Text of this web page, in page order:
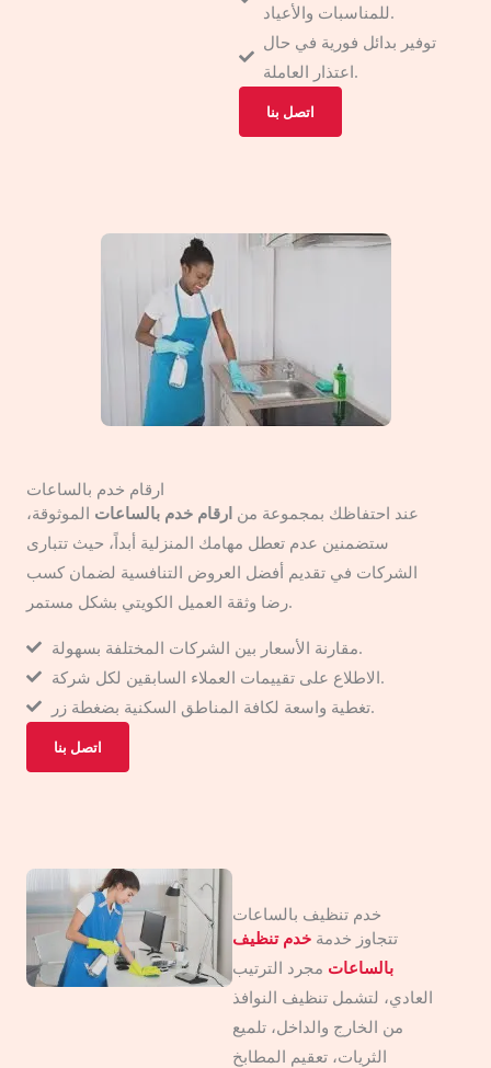
للمناسبات والأعياد.
توفير بدائل فورية في حال
اعتذار العاملة.
اتصل بنا
ارقام خدم بالساعات
عند احتفاظك بمجموعة من ارقام خدم بالساعات الموثوقة،
ستضمنين عدم تعطل مهامك المنزلية أبداً، حيث تتبارى
الشركات في تقديم أفضل العروض التنافسية لضمان كسب
رضا وثقة العميل الكويتي بشكل مستمر.
مقارنة الأسعار بين الشركات المختلفة بسهولة.
الاطلاع على تقييمات العملاء السابقين لكل شركة.
تغطية واسعة لكافة المناطق السكنية بضغطة زر.
اتصل بنا
خدم تنظيف بالساعات
تتجاوز خدمة خدم تنظيف
بالساعات مجرد الترتيب
العادي، لتشمل تنظيف النوافذ
من الخارج والداخل، تلميع
الثريات، تعقيم المطابخ